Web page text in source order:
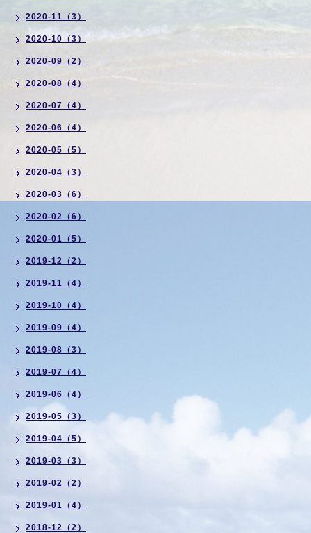
2020-11（3）
2020-10（3）
2020-09（2）
2020-08（4）
2020-07（4）
2020-06（4）
2020-05（5）
2020-04（3）
2020-03（6）
2020-02（6）
2020-01（5）
2019-12（2）
2019-11（4）
2019-10（4）
2019-09（4）
2019-08（3）
2019-07（4）
2019-06（4）
2019-05（3）
2019-04（5）
2019-03（3）
2019-02（2）
2019-01（4）
2018-12（2）